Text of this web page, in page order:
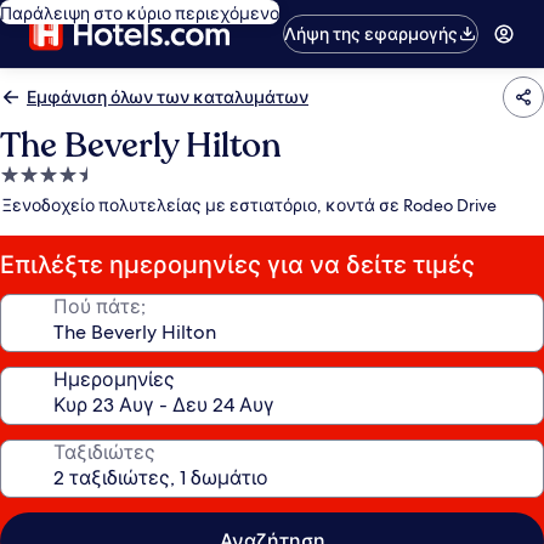
Παράλειψη στο κύριο περιεχόμενο
Λήψη της εφαρμογής
Εμφάνιση όλων των καταλυμάτων
The Beverly Hilton
Κατάλυμα
με
αστέρια
Ξενοδοχείο πολυτελείας με εστιατόριο, κοντά σε Rodeo Drive
Επιλέξτε ημερομηνίες για να δείτε τιμές
Πού πάτε;
Ημερομηνίες
Ταξιδιώτες